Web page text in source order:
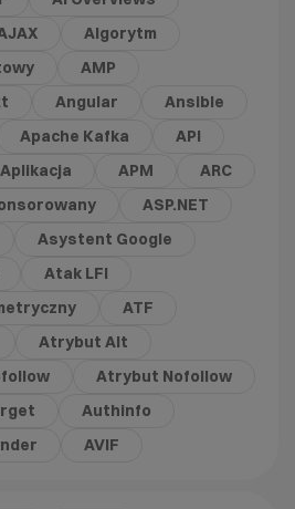
Algorytm
AMP
Angular
Ansible
Apache Kafka
API
Aplikacja APM
ARC
ASP.NET
Asystent Google
Atak LFI
ATF
Atrybut Alt
Atrybut Nofollow
Authinfo
AVIF